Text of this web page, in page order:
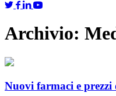
Archivio:
Nuovi farmaci e prezzi